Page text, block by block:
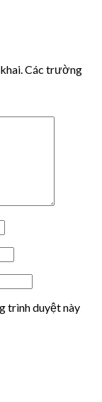
Các trường
trình duyệt này